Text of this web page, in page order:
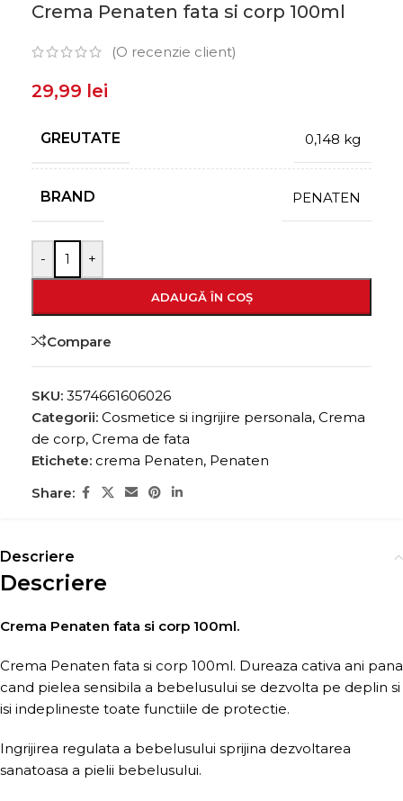
Crema Penaten fata si corp 100ml
(O recenzie client)
29,99 lei
GREUTATE 0,148 kg
BRAND PENATEN
- +
ADAUGĂ ÎN COȘ
Compare
SKU: 3574661606026
Categorii: Cosmetice si ingrijire personala, Crema
de corp, Crema de fata
Etichete: crema Penaten, Penaten
Share:
Descriere
Descriere
Crema Penaten fata si corp 100ml.
Crema Penaten fata si corp 100ml. Dureaza cativa ani pana
cand pielea sensibila a bebelusului se dezvolta pe deplin si
isi indeplineste toate functiile de protectie.
Ingrijirea regulata a bebelusului sprijina dezvoltarea
sanatoasa a pielii bebelusului.